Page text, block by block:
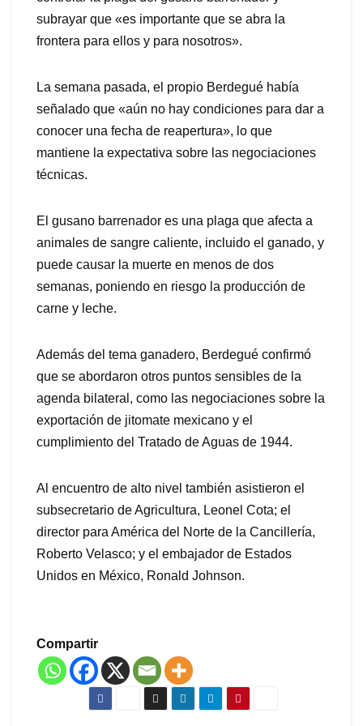
subrayar que «es importante que se abra la
frontera para ellos y para nosotros».
La semana pasada, el propio Berdegué había
señalado que «aún no hay condiciones para dar a
conocer una fecha de reapertura», lo que
mantiene la expectativa sobre las negociaciones
técnicas.
El gusano barrenador es una plaga que afecta a
animales de sangre caliente, incluido el ganado, y
puede causar la muerte en menos de dos
semanas, poniendo en riesgo la producción de
carne y leche.
Además del tema ganadero, Berdegué confirmó
que se abordaron otros puntos sensibles de la
agenda bilateral, como las negociaciones sobre la
exportación de jitomate mexicano y el
cumplimiento del Tratado de Aguas de 1944.
Al encuentro de alto nivel también asistieron el
subsecretario de Agricultura, Leonel Cota; el
director para América del Norte de la Cancillería,
Roberto Velasco; y el embajador de Estados
Unidos en México, Ronald Johnson.
Compartir